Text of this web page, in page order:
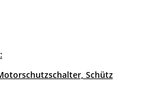
Schütz